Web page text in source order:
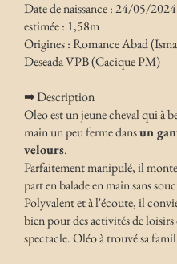
Date de naissance : 24/05/
estimée : 1,58m
Origines : Romance Abad
Deseada VPB (Cacique PM)
➡ Description
Oleo est un jeune cheval qui à
main un peu ferme dansun
velours.
Parfaitement manipulé, il
part en balade en main sans
Polyvalent et à l'écoute, il
bien pour des activités de loisirs
spectacle. Oléo à trouvé sa